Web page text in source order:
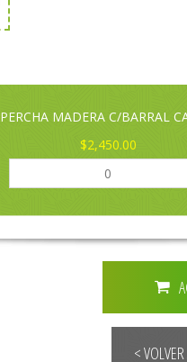
PERCHA MADERA C/BARRAL
$2,450.00
<